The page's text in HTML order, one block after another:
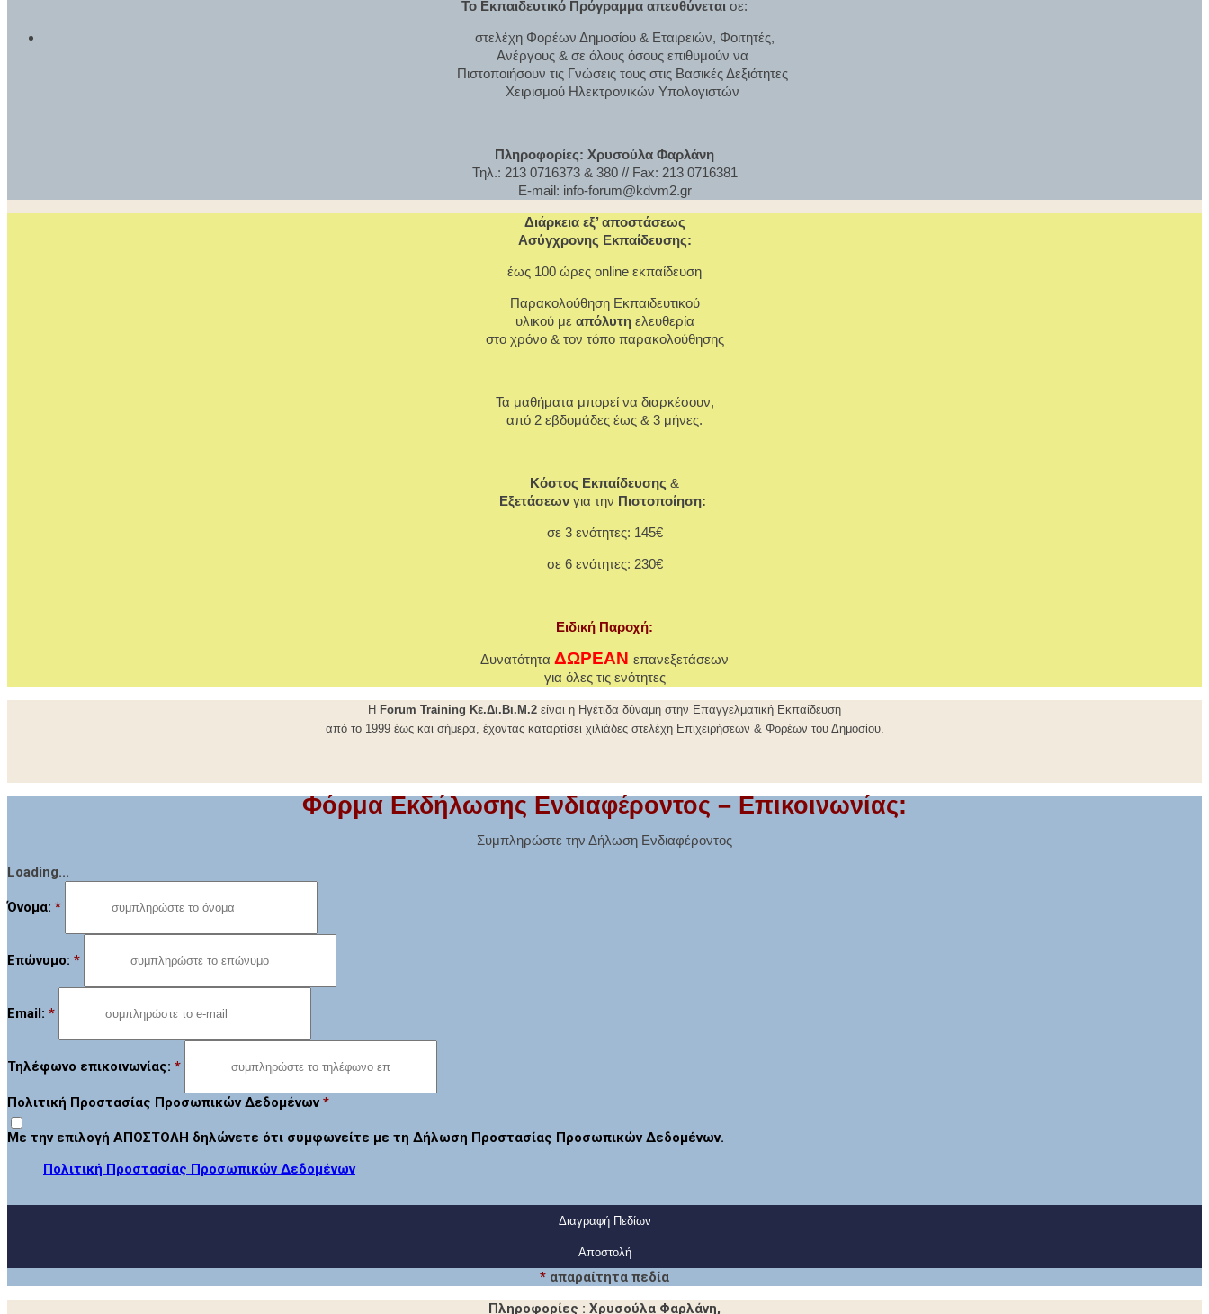
Το Εκπαιδευτικό Πρόγραμμα απευθύνεται σε:
στελέχη Φορέων Δημοσίου & Εταιρειών, Φοιτητές,
Ανέργους & σε όλους όσους επιθυμούν να
Πιστοποιήσουν τις Γνώσεις τους στις Βασικές Δεξιότητες
Χειρισμού Ηλεκτρονικών Υπολογιστών
Πληροφορίες: Χρυσούλα Φαρλάνη
Τηλ.: 213 0716373 & 380 // Fax: 213 0716381
E-mail: info-forum@kdvm2.gr
Διάρκεια εξ’ αποστάσεως
Ασύγχρονης Εκπαίδευσης:
έως 100 ώρες online εκπαίδευση
Παρακολούθηση Εκπαιδευτικού
υλικού με απόλυτη ελευθερία
στο χρόνο & τον τόπο παρακολούθησης
Τα μαθήματα μπορεί να διαρκέσουν,
από 2 εβδομάδες έως & 3 μήνες.
Κόστος Εκπαίδευσης &
Εξετάσεων για την Πιστοποίηση:
σε 3 ενότητες: 145€
σε 6 ενότητες: 230€
Ειδική Παροχή:
Δυνατότητα ΔΩΡΕΑΝ επανεξετάσεων
για όλες τις ενότητες
Η Forum Training Κε.Δι.Βι.Μ.2 είναι η Ηγέτιδα δύναμη στην Επαγγελματική Εκπαίδευση
από το 1999 έως και σήμερα, έχοντας καταρτίσει χιλιάδες στελέχη Επιχειρήσεων & Φορέων του Δημοσίου.
Φόρμα Εκδήλωσης Ενδιαφέροντος – Επικοινωνίας:
Συμπληρώστε την Δήλωση Ενδιαφέροντος
Loading...
Όνομα: *
Επώνυμο: *
Email: *
Τηλέφωνο επικοινωνίας: *
Πολιτική Προστασίας Προσωπικών Δεδομένων*
Με την επιλογή ΑΠΟΣΤΟΛΗ δηλώνετε ότι συμφωνείτε με τη Δήλωση Προστασίας Προσωπικών Δεδομένων.
Πολιτική Προστασίας Προσωπικών Δεδομένων
Διαγραφή Πεδίων
* απαραίτητα πεδία
Πληροφορίες : Χρυσούλα Φαρλάνη,